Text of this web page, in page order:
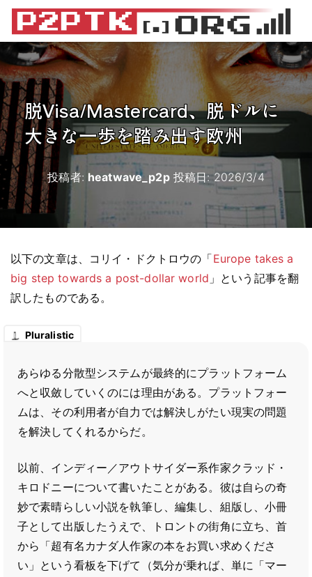
脱Visa/Mastercard、脱ドルに
大きな一歩を踏み出す欧州
投稿者: heatwave_p2p投稿日:2026/3/4
以下の文章は、コリイ・ドクトロウの「Europe takes a
big step towards a post-dollar world 」という記事を翻
訳したものである。
Pluralistic
あらゆる分散型システムが最終的にプラットフォーム
へと収斂していくのには理由がある。プラットフォー
ムは、その利用者が自力では解決しがたい現実の問題
を解決してくれるからだ。
以前、インディー／アウトサイダー系作家クラッド・
キロドニーについて書いたことがある。彼は自らの奇
妙で素晴らしい小説を執筆し、編集し、組版し、小冊
子として出版したうえで、トロントの街角に立ち、首
から「超有名カナダ人作家の本をお買い求めくださ
い」という看板を下げて（気分が乗れば、単に「マー